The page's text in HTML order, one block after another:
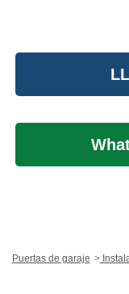
Puertas de garaje